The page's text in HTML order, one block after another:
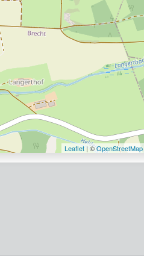
Leaflet | ©OpenStreetMap